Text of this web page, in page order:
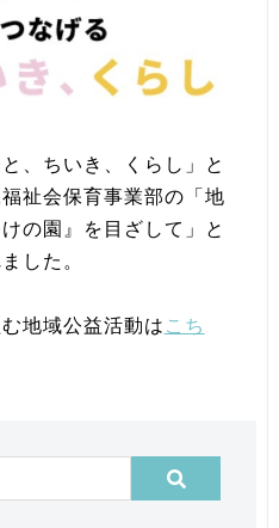
ちいき、くらし」と
祉会保育事業部の「地
の園』を目ざして」と
した。
地域公益活動はこち